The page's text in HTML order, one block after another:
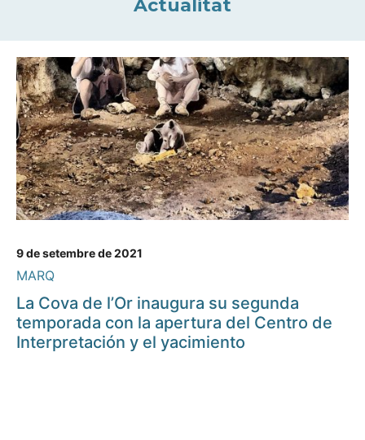
Actualitat
9 de setembre de 2021
MARQ
La Cova de l’Or inaugura su segunda
temporada con la apertura del Centro de
Interpretación y el yacimiento